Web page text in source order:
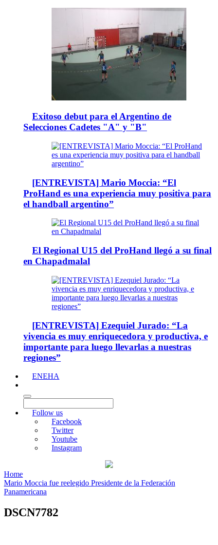
Exitoso debut para el Argentino de
Selecciones Cadetes "A" y "B"
[ENTREVISTA] Mario Moccia: “El
ProHand es una experiencia muy positiva para
el handball argentino”
El Regional U15 del ProHand llegó a su final
en Chapadmalal
[ENTREVISTA] Ezequiel Jurado: “La
vivencia es muy enriquecedora y productiva, e
importante para luego llevarlas a nuestras
regiones”
ENEHA
Follow us
Facebook
Twitter
Youtube
Instagram
Home
Mario Moccia fue reelegido Presidente de la Federación
Panamericana
DSCN7782